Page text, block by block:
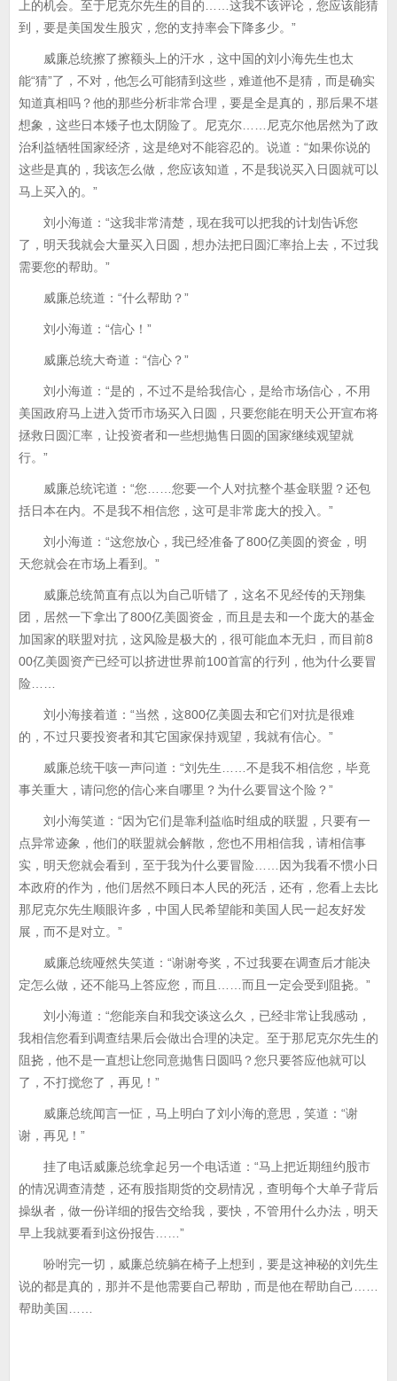
上的机会。至于尼克尔先生的目的……这我不该评论，您应该能猜
到，要是美国发生股灾，您的支持率会下降多少。”
威廉总统擦了擦额头上的汗水，这中国的刘小海先生也太
能“猜”了，不对，他怎么可能猜到这些，难道他不是猜，而是确实
知道真相吗？他的那些分析非常合理，要是全是真的，那后果不堪
想象，这些日本矮子也太阴险了。尼克尔……尼克尔他居然为了政
治利益牺牲国家经济，这是绝对不能容忍的。说道：“如果你说的
这些是真的，我该怎么做，您应该知道，不是我说买入日圆就可以
马上买入的。”
刘小海道：“这我非常清楚，现在我可以把我的计划告诉您
了，明天我就会大量买入日圆，想办法把日圆汇率抬上去，不过我
需要您的帮助。”
威廉总统道：“什么帮助？”
刘小海道：“信心！”
威廉总统大奇道：“信心？”
刘小海道：“是的，不过不是给我信心，是给市场信心，不用
美国政府马上进入货币市场买入日圆，只要您能在明天公开宣布将
拯救日圆汇率，让投资者和一些想抛售日圆的国家继续观望就
行。”
威廉总统诧道：“您……您要一个人对抗整个基金联盟？还包
括日本在内。不是我不相信您，这可是非常庞大的投入。”
刘小海道：“这您放心，我已经准备了800亿美圆的资金，明
天您就会在市场上看到。”
威廉总统简直有点以为自己听错了，这名不见经传的天翔集
团，居然一下拿出了800亿美圆资金，而且是去和一个庞大的基金
加国家的联盟对抗，这风险是极大的，很可能血本无归，而目前8
00亿美圆资产已经可以挤进世界前100首富的行列，他为什么要冒
险……
刘小海接着道：“当然，这800亿美圆去和它们对抗是很难
的，不过只要投资者和其它国家保持观望，我就有信心。”
威廉总统干咳一声问道：“刘先生……不是我不相信您，毕竟
事关重大，请问您的信心来自哪里？为什么要冒这个险？”
刘小海笑道：“因为它们是靠利益临时组成的联盟，只要有一
点异常迹象，他们的联盟就会解散，您也不用相信我，请相信事
实，明天您就会看到，至于我为什么要冒险……因为我看不惯小日
本政府的作为，他们居然不顾日本人民的死活，还有，您看上去比
那尼克尔先生顺眼许多，中国人民希望能和美国人民一起友好发
展，而不是对立。”
威廉总统哑然失笑道：“谢谢夸奖，不过我要在调查后才能决
定怎么做，还不能马上答应您，而且……而且一定会受到阻挠。”
刘小海道：“您能亲自和我交谈这么久，已经非常让我感动，
我相信您看到调查结果后会做出合理的决定。至于那尼克尔先生的
阻挠，他不是一直想让您同意抛售日圆吗？您只要答应他就可以
了，不打搅您了，再见！”
威廉总统闻言一怔，马上明白了刘小海的意思，笑道：“谢
谢，再见！”
挂了电话威廉总统拿起另一个电话道：“马上把近期纽约股市
的情况调查清楚，还有股指期货的交易情况，查明每个大单子背后
操纵者，做一份详细的报告交给我，要快，不管用什么办法，明天
早上我就要看到这份报告……”
吩咐完一切，威廉总统躺在椅子上想到，要是这神秘的刘先生
说的都是真的，那并不是他需要自己帮助，而是他在帮助自己……
帮助美国……